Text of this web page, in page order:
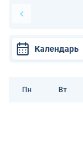
Календарь
Пн Вт